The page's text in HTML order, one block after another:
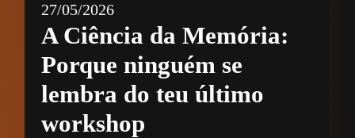
27/05/2026
A Ciência da Memória:
Porque ninguém se
lembra do teu último
workshop